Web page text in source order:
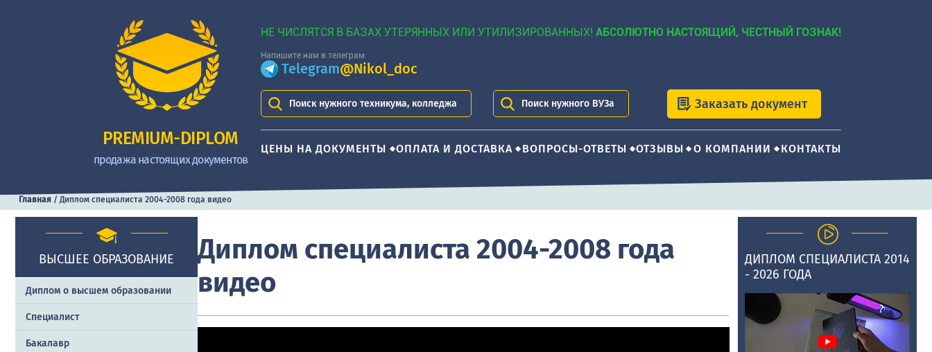
PREMIUM-DIPLOM
продажа настоящих документов
НЕ ЧИСЛЯТСЯ В БАЗАХ УТЕРЯННЫХ ИЛИ УТИЛИЗИРОВАННЫХ!АБСОЛЮТНО НАСТОЯЩИЙ, ЧЕСТНЫЙ ГОЗНАК!
Напишите нам в телеграм:
Telegram@Nikol_doc
Поиск нужного техникума, колледжа Поиск нужного ВУЗа Заказать документ
ЦЕНЫ НА ДОКУМЕНТЫ ОПЛАТА И ДОСТАВКА ВОПРОСЫ-ОТВЕТЫ ОТЗЫВЫ О КОМПАНИИ КОНТАКТЫ
Главная /Диплом специалиста 2004-2008 года видео
ВЫСШЕЕ ОБРАЗОВАНИЕ
Диплом о высшем образовании
Специалист
Бакалавр
Диплом специалиста 2004-2008 года
видео
ДИПЛОМ СПЕЦИАЛИСТА 2014
- 2026 ГОДА